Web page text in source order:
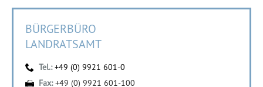
BÜRGERBÜRO
LANDRATSAMT
Tel.:+49 (0) 9921 601-0
Fax:+49 (0) 9921 601-100